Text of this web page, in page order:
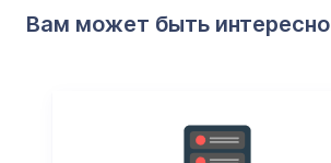
Вам может быть интересно